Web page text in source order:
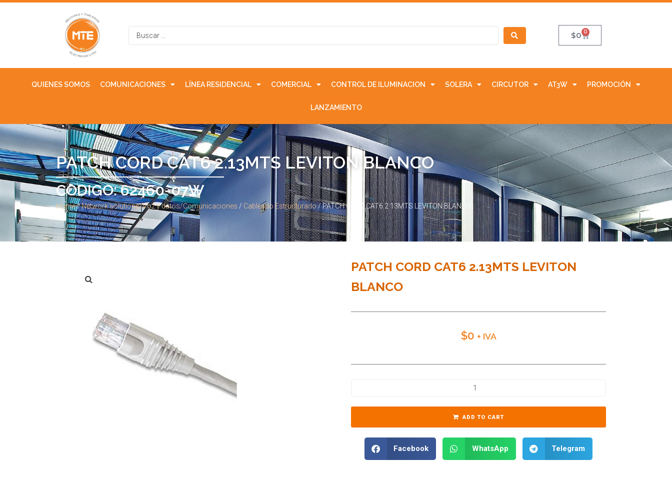
$0 0
QUIENES SOMOS COMUNICACIONES LÍNEA RESIDENCIAL COMERCIAL CONTROL DE ILUMINACION SOLERA CIRCUTOR AT3W PROMOCIÓN
LANZAMIENTO
PATCH CORD CAT6 2.13MTS LEVITON BLANCO
CODIGO: 62460-07W
Home/Network solutions/Voz y datos/Comunicaciones / Cableado Estructurado/ PATCH CORD CAT6 2.13MTS LEVITON BLANCO
PATCH CORD CAT6 2.13MTS LEVITON
BLANCO
$0 + IVA
ADD TO CART
Facebook WhatsApp Telegram